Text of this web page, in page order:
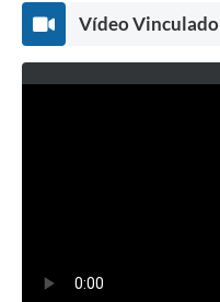
Vídeo Vinculado